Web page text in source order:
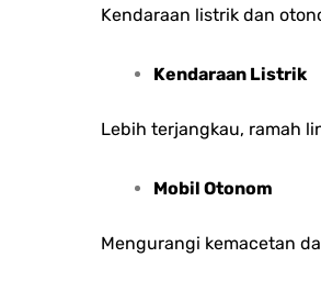
Kendaraan listrik dan
Kendaraan Listrik
Lebih terjangkau, ramah
Mobil Otonom
Mengurangi kemacetan